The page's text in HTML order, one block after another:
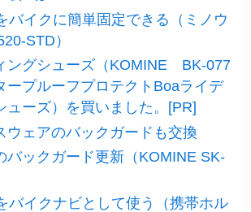
バイクに簡単固定できる（ミノウ
STD）
ングシューズ（KOMINE BK-077
ープルーフプロテクトBoaライデ
ューズ）を買いました。[PR]
ウェアのバックガードも交換
バックガード更新（KOMINE SK-
バイクナビとして使う（携帯ホル